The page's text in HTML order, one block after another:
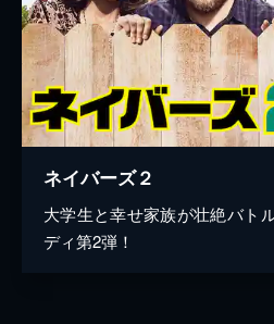
ネイバーズ２
大学生と幸せ家族が壮絶バト
ディ第2弾！